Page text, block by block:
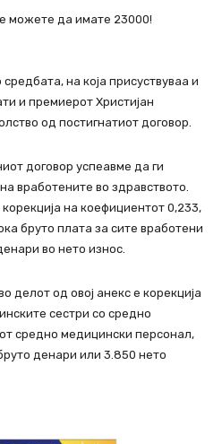
можете да имате 23000!
на која присуствуваа и
и премиерот Христијан
од постигнатиот договор.
договор успеавме да ги
вработените во здравството.
на коефициентот 0,233,
бруто плата за сите вработени
во нето износ.
делот од овој анекс е корекција
сестри со средно
средно медицински персонал,
денари или 3.850 нето